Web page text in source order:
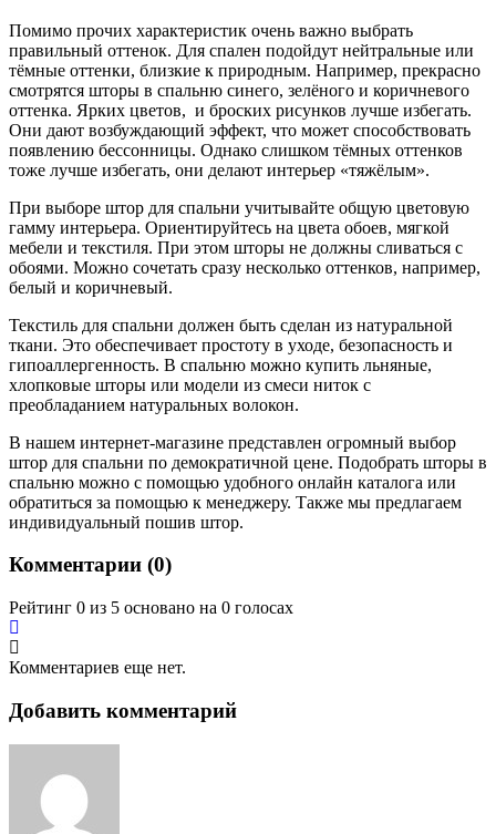
Помимо прочих характеристик очень важно выбрать
правильный оттенок. Для спален подойдут нейтральные или
тёмные оттенки, близкие к природным. Например, прекрасно
смотрятся шторы в спальню синего, зелёного и коричневого
оттенка. Ярких цветов, и броских рисунков лучше избегать.
Они дают возбуждающий эффект, что может способствовать
появлению бессонницы. Однако слишком тёмных оттенков
тоже лучше избегать, они делают интерьер «тяжёлым».
При выборе штор для спальни учитывайте общую цветовую
гамму интерьера. Ориентируйтесь на цвета обоев, мягкой
мебели и текстиля. При этом шторы не должны сливаться с
обоями. Можно сочетать сразу несколько оттенков, например,
белый и коричневый.
Текстиль для спальни должен быть сделан из натуральной
ткани. Это обеспечивает простоту в уходе, безопасность и
гипоаллергенность. В спальню можно купить льняные,
хлопковые шторы или модели из смеси ниток с
преобладанием натуральных волокон.
В нашем интернет-магазине представлен огромный выбор
штор для спальни по демократичной цене. Подобрать шторы в
спальню можно с помощью удобного онлайн каталога или
обратиться за помощью к менеджеру. Также мы предлагаем
индивидуальный пошив штор.
Комментарии (0)
Рейтинг 0 из 5 основано на 0 голосах
Комментариев еще нет.
Добавить комментарий